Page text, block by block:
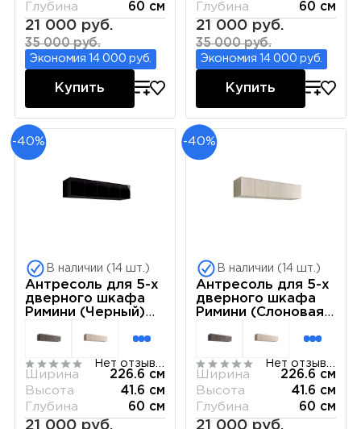
Глубина
60 см
21 000 руб.
35 000 руб.
Экономия 14 000 руб.
Купить
Глубина
60 см
21 000 руб.
35 000 руб.
Экономия 14 000 руб.
Купить
-40%
В наличии (14 шт.)
Антресоль для 5-х
дверного шкафа
Римини (Черный)
Ширина
226.6 см
Высота
41.6 см
Глубина
60 см
21 000 руб.
-40%
В наличии (14 шт.)
Антресоль для 5-х
дверного шкафа
Римини (Слоновая
Ширина
226.6 см
Высота
41.6 см
Глубина
60 см
21 000 руб.